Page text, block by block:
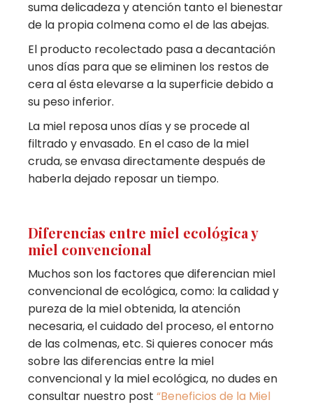
suma delicadeza y atención tanto el bienestar
de la propia colmena como el de las abejas.
El producto recolectado pasa a decantación
unos días para que se eliminen los restos de
cera al ésta elevarse a la superficie debido a
su peso inferior.
La miel reposa unos días y se procede al
filtrado y envasado. En el caso de la miel
cruda, se envasa directamente después de
haberla dejado reposar un tiempo.
Diferencias entre miel ecológica y
miel convencional
Muchos son los factores que diferencian miel
convencional de ecológica, como: la calidad y
pureza de la miel obtenida, la atención
necesaria, el cuidado del proceso, el entorno
de las colmenas, etc. Si quieres conocer más
sobre las diferencias entre la miel
convencional y la miel ecológica, no dudes en
consultar nuestro post“Beneficios de la Miel